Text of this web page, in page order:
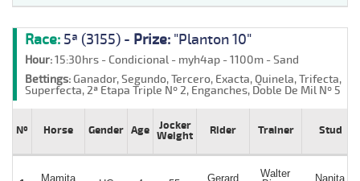
Race: 5ª (3155) - Prize: "Planton 10"
Hour:15:30hrs - Condicional - myh4ap - 1100m - Sand
Bettings:Ganador, Segundo, Tercero, Exacta, Quinela, Trifecta,
Superfecta, 2ª Etapa Triple Nº 2, Enganches, Doble De Mil Nº 5
Nº Horse Gender Age
Jocker
Weight
Rider Trainer Stud
Mamita
Gerard
Walter
Nanita